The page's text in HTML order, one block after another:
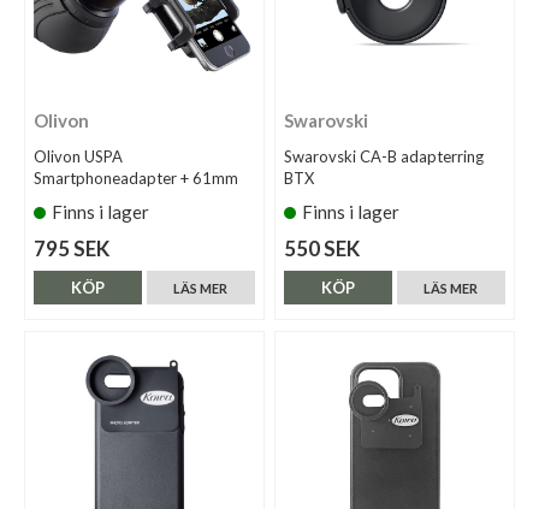
Olivon
Olivon USPA
Smartphoneadapter + 61mm
Finns i lager
795 SEK
LÄS MER
KÖP
Swarovski
Swarovski CA-B adapterring
BTX
Finns i lager
550 SEK
LÄS MER
KÖP